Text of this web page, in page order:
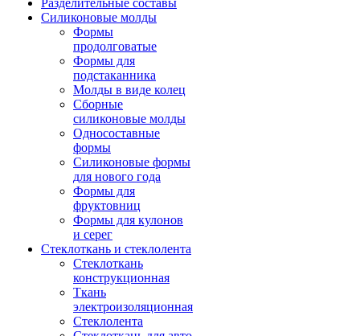
Разделительные составы
Силиконовые молды
Формы
продолговатые
Формы для
подстаканника
Молды в виде колец
Сборные
силиконовые молды
Односоставные
формы
Силиконовые формы
для нового года
Формы для
фруктовниц
Формы для кулонов
и серег
Стеклоткань и стеклолента
Стеклоткань
конструкционная
Ткань
электроизоляционная
Стеклолента